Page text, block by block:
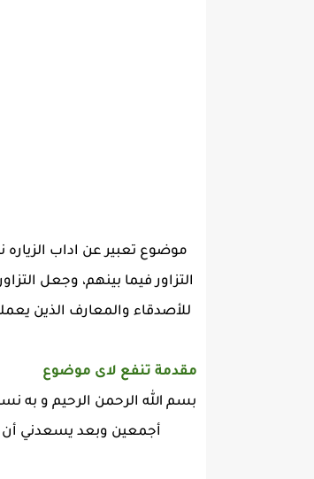
موضوع تعبير عن اداب
التزاور فيما بينهم، وجعل
للأصدقاء والمعارف الذين
مقدمة تنفع لاى موضوع
بسم الله الرحمن الرحيم و به
أجمعين وبعد يسعدني أن